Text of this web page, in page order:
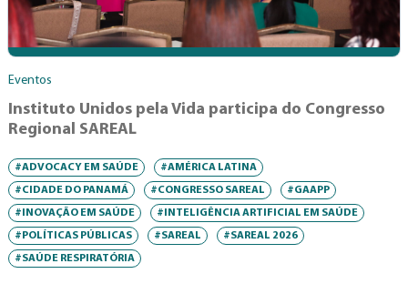
Eventos
Instituto Unidos pela Vida participa do Congresso
Regional SAREAL
#ADVOCACY EM SAÚDE #AMÉRICA LATINA
#CIDADE DO PANAMÁ #CONGRESSO SAREAL #GAAPP
#INOVAÇÃO EM SAÚDE #INTELIGÊNCIA ARTIFICIAL EM SAÚDE
#POLÍTICAS PÚBLICAS #SAREAL #SAREAL 2026
#SAÚDE RESPIRATÓRIA